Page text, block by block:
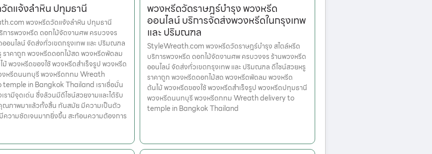
ดแจ้งลำหิน ปทุมธานี
พวงหรีดวัดแจ้งลำหิน ปทุมธานี
การพวงหรีด ดอกไม้จัดงานศพ ครบวงจร
ออนไลน์ จัดส่งทั่วเขตกรุงเทพ และ ปริมณฑล
ราคาถูก พวงหรีดดอกไม้สด พวงหรีดพัดลม
พวงหรีดของใช้ พวงหรีดสำเร็จรูป พวงหรีด
งหรีดนนทบุรี พวงหรีดกทม Wreath
in Bangkok Thailand เราเชื่อมั่น
รามีจุดเด่น ซึ่งล้วนมีดีไซน์สวยงามและได้รับ
ณภาพมาแล้วทั้งสิ้น ทันสมัย มีความเป็นตัว
ความชัดเจนมากยิ่งขึ้น สะท้อนความต้องการ
พวงหรีดวัดราษฎร์บำรุง พวงหรีด
ออนไลน์ บริการจัดส่งพวงหรีดในกรุงเทพ
และ ปริมณฑล
StyleWreath.com พวงหรีดวัดราษฎร์บำรุง สไตล์หรีด
บริการพวงหรีด ดอกไม้จัดงานศพ ครบวงจร ร้านพวงหรีด
ออนไลน์ จัดส่งทั่วเขตกรุงเทพ และ ปริมณฑล ดีไซน์สวยหรู
ราคาถูก พวงหรีดดอกไม้สด พวงหรีดพัดลม พวงหรีด
ต้นไม้ พวงหรีดของใช้ พวงหรีดสำเร็จรูป พวงหรีดปทุมธานี
พวงหรีดนนทบุรี พวงหรีดกทม Wreath delivery to
temple in Bangkok Thailand